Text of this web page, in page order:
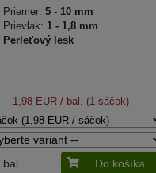
Priemer: 5 - 10 mm
Prievlak: 1 - 1,8 mm
Perleťový lesk
1,98 EUR/ bal. (1 sáčok)
bal. Do košíka